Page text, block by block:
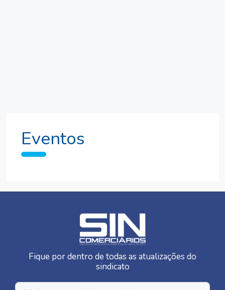
Eventos
Fique por dentro de todas as atualizações do
sindicato